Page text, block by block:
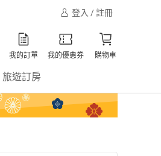
登入 / 註冊
我的訂單 我的優惠券 購物車
旅遊訂房